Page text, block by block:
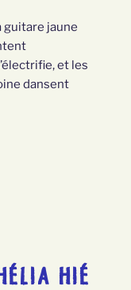
guitare jaune
et les
dansent
HIÉ